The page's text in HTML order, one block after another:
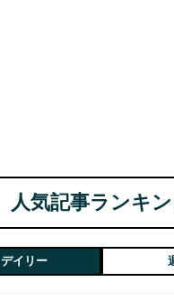
人気記事ランキ
デイリー